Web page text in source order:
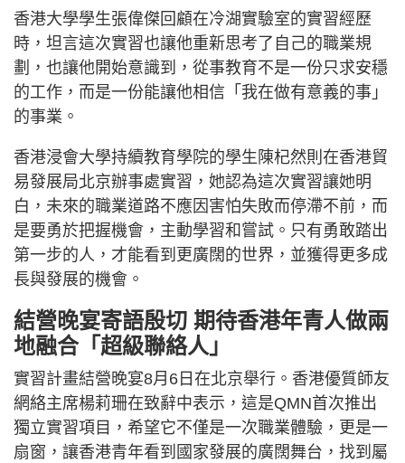
香港大學學生張偉傑回顧在冷湖實驗室的實習經歷
時，坦言這次實習也讓他重新思考了自己的職業規
劃，也讓他開始意識到，從事教育不是一份只求安穩
的工作，而是一份能讓他相信「我在做有意義的事」
的事業。
香港浸會大學持續教育學院的學生陳杞然則在香港貿
易發展局北京辦事處實習，她認為這次實習讓她明
白，未來的職業道路不應因害怕失敗而停滯不前，而
是要勇於把握機會，主動學習和嘗試。只有勇敢踏出
第一步的人，才能看到更廣闊的世界，並獲得更多成
長與發展的機會。
結營晚宴寄語殷切 期待香港年青人做兩
地融合「超級聯絡人」
實習計畫結營晚宴8月6日在北京舉行。香港優質師友
網絡主席楊莉珊在致辭中表示，這是QMN首次推出
獨立實習項目，希望它不僅是一次職業體驗，更是一
扇窗，讓香港青年看到國家發展的廣闊舞台，找到屬